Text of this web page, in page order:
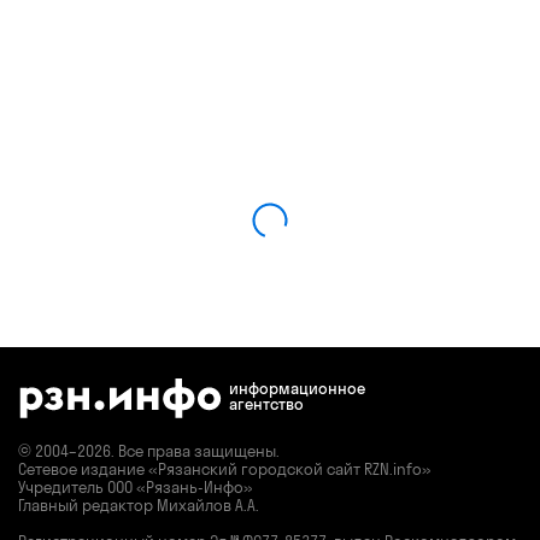
информационное
агентство
© 2004–2026. Все права защищены.
Сетевое издание «Рязанский городской сайт RZN.info»
Учредитель ООО «Рязань-Инфо»
Главный редактор Михайлов А.А.